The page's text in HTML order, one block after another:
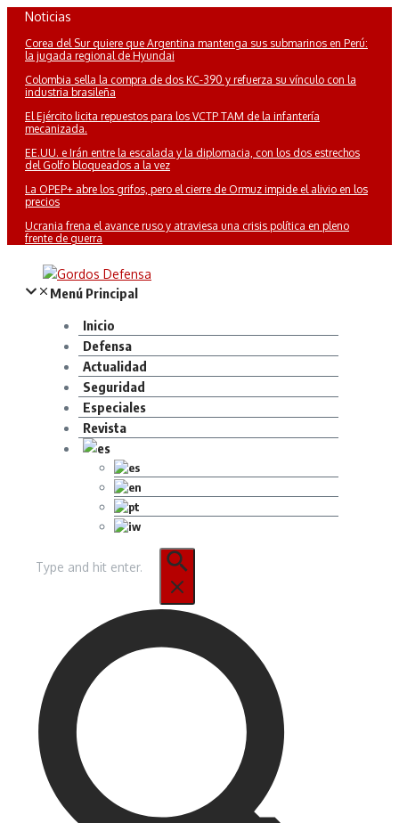
Saltar
contenido
Noticias
Corea del Sur quiere que Argentina mantenga sus submarinos en Perú:
la jugada regional de Hyundai
Colombia sella la compra de dos KC-390 y refuerza su vínculo con la
industria brasileña
El Ejército licita repuestos para los VCTP TAM de la infantería
mecanizada.
EE.UU. e Irán entre la escalada y la diplomacia, con los dos estrechos
del Golfo bloqueados a la vez
La OPEP+ abre los grifos, pero el cierre de Ormuz impide el alivio en los
precios
Ucrania frena el avance ruso y atraviesa una crisis política en pleno
frente de guerra
Menú Principal
Inicio
Defensa
Actualidad
Seguridad
Especiales
Revista